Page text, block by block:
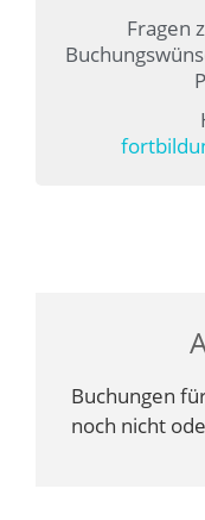
Fragen
Buchungen
noch nicht